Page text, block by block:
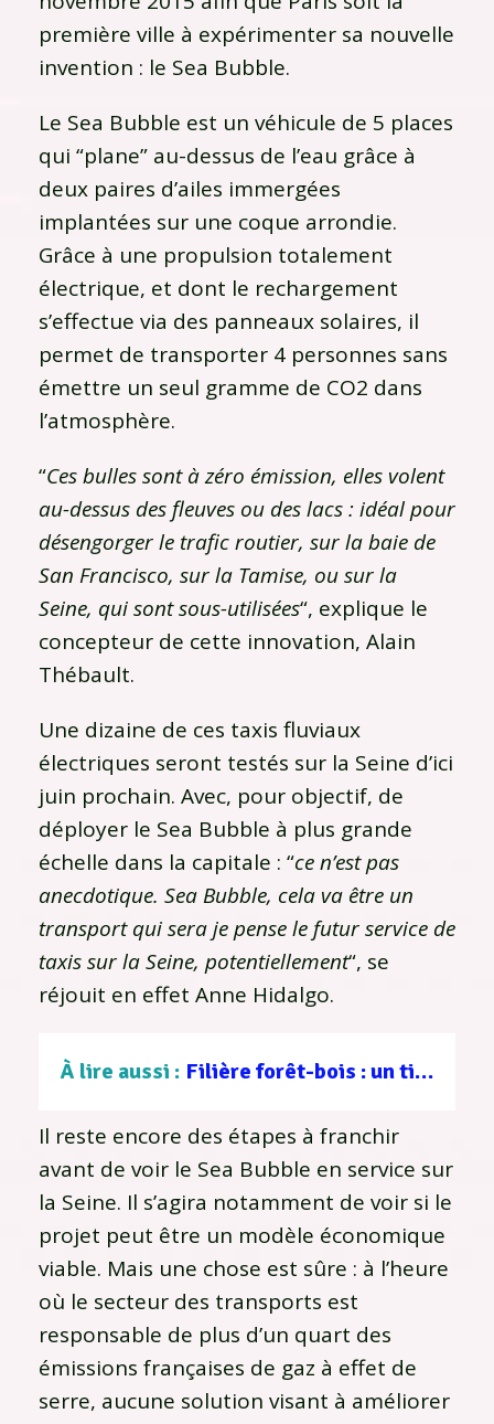
première ville à expérimenter sa nouvelle
invention : le Sea Bubble.
Le Sea Bubble est un véhicule de 5 places
qui “plane” au-dessus de l’eau grâce à
deux paires d’ailes immergées
implantées sur une coque arrondie.
Grâce à une propulsion totalement
électrique, et dont le rechargement
s’effectue via des panneaux solaires, il
permet de transporter 4 personnes sans
émettre un seul gramme de CO2 dans
l’atmosphère.
“Ces bulles sont à zéro émission, elles volent
au-dessus des fleuves ou des lacs : idéal pour
désengorger le trafic routier, sur la baie de
San Francisco, sur la Tamise, ou sur la
Seine, qui sont sous-utilisées“, explique le
concepteur de cette innovation, Alain
Thébault.
Une dizaine de ces taxis fluviaux
électriques seront testés sur la Seine d’ici
juin prochain. Avec, pour objectif, de
déployer le Sea Bubble à plus grande
échelle dans la capitale : “ce n’est pas
anecdotique. Sea Bubble, cela va être un
transport qui sera je pense le futur service de
taxis sur la Seine, potentiellement“, se
réjouit en effet Anne Hidalgo.
À lire aussi : Filière forêt-bois : un tissu d’entreprises au service d’une gestion durable
Il reste encore des étapes à franchir
avant de voir le Sea Bubble en service sur
la Seine. Il s’agira notamment de voir si le
projet peut être un modèle économique
viable. Mais une chose est sûre : à l’heure
où le secteur des transports est
responsable de plus d’un quart des
émissions françaises de gaz à effet de
serre, aucune solution visant à améliorer